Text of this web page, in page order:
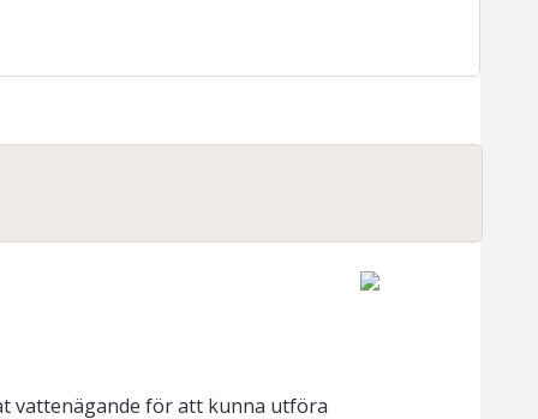
vattenägande för att kunna utföra